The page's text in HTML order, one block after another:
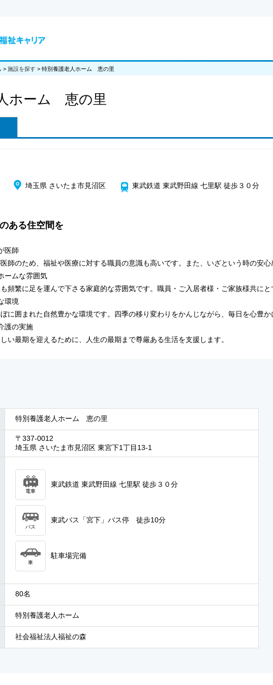
> 施設を探す > 特別養護老人ホーム 恵の里
ホーム 恵の里
埼玉県 さいたま市見沼区 東武鉄道 東武野田線 七里駅 徒歩３０分
ある住空間を
医師
師のため、福祉や医療に対する職員の意識も高いです。また、いざという時の安心
ームな雰囲気
頻繁に足を運んで下さる家庭的な雰囲気です。職員・ご入居者様・ご家族様共にと
環境
に囲まれた自然豊かな環境です。四季の移り変わりをかんじながら、毎日を心豊か
護の実施
い最期を迎えるために、人生の最期まで尊厳ある生活を支援します。
特別養護老人ホーム 恵の里
〒337-0012
埼玉県 さいたま市見沼区 東宮下1丁目13-1
電車
東武鉄道 東武野田線 七里駅 徒歩３０分
バス
東武バス「宮下」バス停 徒歩10分
車
駐車場完備
80名
特別養護老人ホーム
社会福祉法人福祉の森